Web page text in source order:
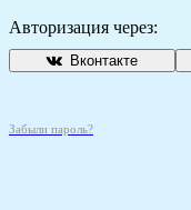
Авторизация через:
Вконтакте
Забыли пароль?